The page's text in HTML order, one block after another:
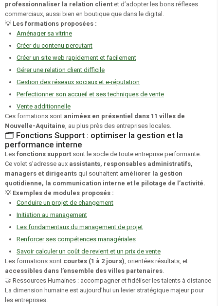
professionnaliser la relation client et d’adopter les bons réflexes
commerciaux, aussi bien en boutique que dans le digital.
💡 Les formations proposées :
Aménager sa vitrine
Créer du contenu percutant
Créer un site web rapidement et facilement
Gérer une relation client difficile
Gestion des réseaux sociaux et e-réputation
Perfectionner son accueil et ses techniques de vente
Vente additionnelle
Ces formations sont animées en présentiel dans 11 villes de
Nouvelle-Aquitaine, au plus près des entreprises locales.
🗂️ Fonctions Support : optimiser la gestion et la
performance interne
Les fonctions support sont le socle de toute entreprise performante.
Ce volet s’adresse aux assistants, responsables administratifs,
managers et dirigeants qui souhaitent améliorer la gestion
quotidienne, la communication interne et le pilotage de l’activité.
💡 Exemples de modules proposés :
Conduire un projet de changement
Initiation au management
Les fondamentaux du management de projet
Renforcer ses compétences managériales
Savoir calculer un coût de revient et un prix de vente
Les formations sont courtes (1 à 2 jours), orientées résultats, et
accessibles dans l’ensemble des villes partenaires.
🤝 Ressources Humaines : accompagner et fidéliser les talents à distance
La dimension humaine est aujourd’hui un levier stratégique majeur pour
les entreprises.